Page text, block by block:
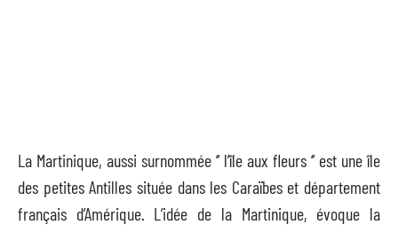
La Martinique, aussi surnommée ‘’ l’île aux fleurs ‘’ est une île
des petites Antilles située dans les Caraïbes et département
français d’Amérique. L’idée de la Martinique, évoque la